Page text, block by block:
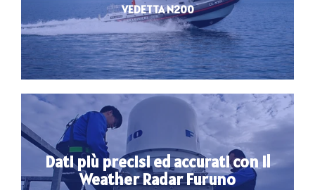
VEDETTA N200
Dati più precisi ed accurati con il
Weather Radar Furuno